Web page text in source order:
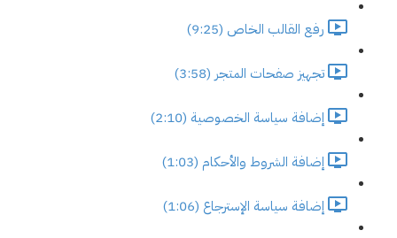
رفع القالب الخاص (9:25)
تجهيز صفحات المتجر (3:58)
إضافة سياسة الخصوصية (2:10)
إضافة الشروط والأحكام (1:03)
إضافة سياسة الإسترجاع (1:06)